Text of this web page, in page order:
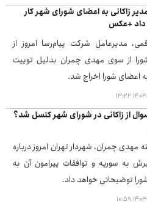
زاکانی به اعضای شورای شهر کار
+عکس
مدیرعامل شرکت ‌پیام‌رسا امروز از
از سوی مهدی چمران بدلیل توییت
اعضای شورا اخراج شد.
۱۳:۲۲
از زاکانی در شورای شهر کنسل شد؟
مهدی چمران، شهردار تهران امروز درباره
به سوریه و توافقات پیرامون آن به
توضیحاتی خواهد داد.
۱۰:۵۹